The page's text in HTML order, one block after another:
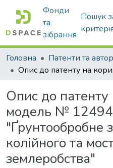
Фонди
та
зібрання
Пошук
Головна
Опис до
Опис до патенту
модель №
"Ґрунтообробне
колійного та
землеробства"